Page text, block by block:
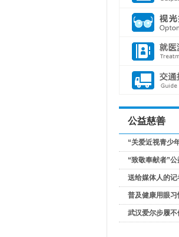
公益慈善
“关爱近视青少
“致敬奉献者”
送给媒体人的
普及健康用眼
武汉爱尔步履